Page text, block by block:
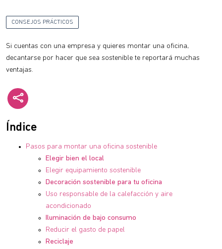
CONSEJOS PRÁCTICOS
Si cuentas con una empresa y quieres montar una oficina,
decantarse por hacer que sea sostenible te reportará muchas
ventajas.
Índice
Pasos para montar una oficina sostenible
Elegir bien el local
Elegir equipamiento sostenible
Decoración sostenible para tu oficina
Uso responsable de la calefacción y aire
acondicionado
Iluminación de bajo consumo
Reducir el gasto de papel
Reciclaje